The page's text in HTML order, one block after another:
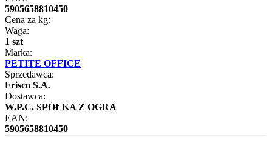
5905658810450
Cena za kg:
Waga:
1 szt
Marka:
PETITE OFFICE
Sprzedawca:
Frisco S.A.
Dostawca:
W.P.C. SPÓŁKA Z OGRA
EAN:
5905658810450